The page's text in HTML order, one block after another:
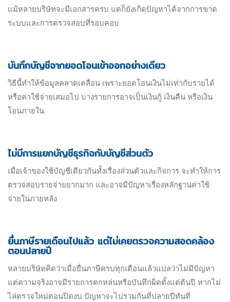
แม้หลายบริษัทจะมีเอกสารครบ แต่ก็ยังเกิดปัญหาได้จากการขาด
ระบบและการตรวจสอบที่รอบคอบ
บันทึกบัญชีจากยอดโอนเข้าออกอย่างเดียว
วิธีนี้ทำให้ข้อมูลคลาดเคลื่อน เพราะยอดโอนเงินไม่เท่ากับรายได้
หรือค่าใช้จ่ายเสมอไป บางรายการอาจเป็นเงินกู้ เงินคืน หรือเงิน
โอนภายใน
ไม่มีการแยกบัญชีธุรกิจกับบัญชีส่วนตัว
เมื่อเจ้าของใช้บัญชีเดียวกันทั้งเรื่องส่วนตัวและกิจการ จะทำให้การ
ตรวจสอบรายจ่ายยากมาก และอาจมีปัญหาเรื่องหลักฐานค่าใช้
จ่ายในภายหลัง
ยื่นภาษีรายเดือนไปแล้ว แต่ไม่เคยตรวจความสอดคล้อง
ตอนปลายปี
หลายบริษัทคิดว่าเมื่อยื่นภาษีครบทุกเดือนแล้วแปลว่าไม่มีปัญหา
แต่ความจริงอาจมีรายการตกหล่นหรือบันทึกผิดตั้งแต่ต้นปี หากไม่
ไล่ตรวจใหม่ตอนปิดงบ ปัญหาจะไปรวมกันที่ปลายปีทันที